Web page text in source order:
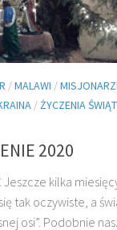
/MALAWI /
/ ŻYCZENIA
2020
Jeszcze kilka
tak oczywiste, a
osi”. Podobnie